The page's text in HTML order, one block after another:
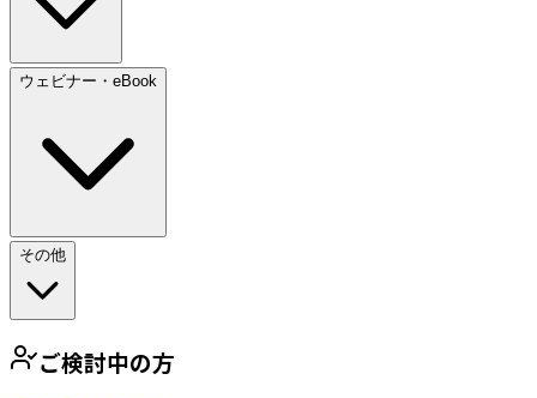
ウェビナー・eBook
その他
ご検討中の方